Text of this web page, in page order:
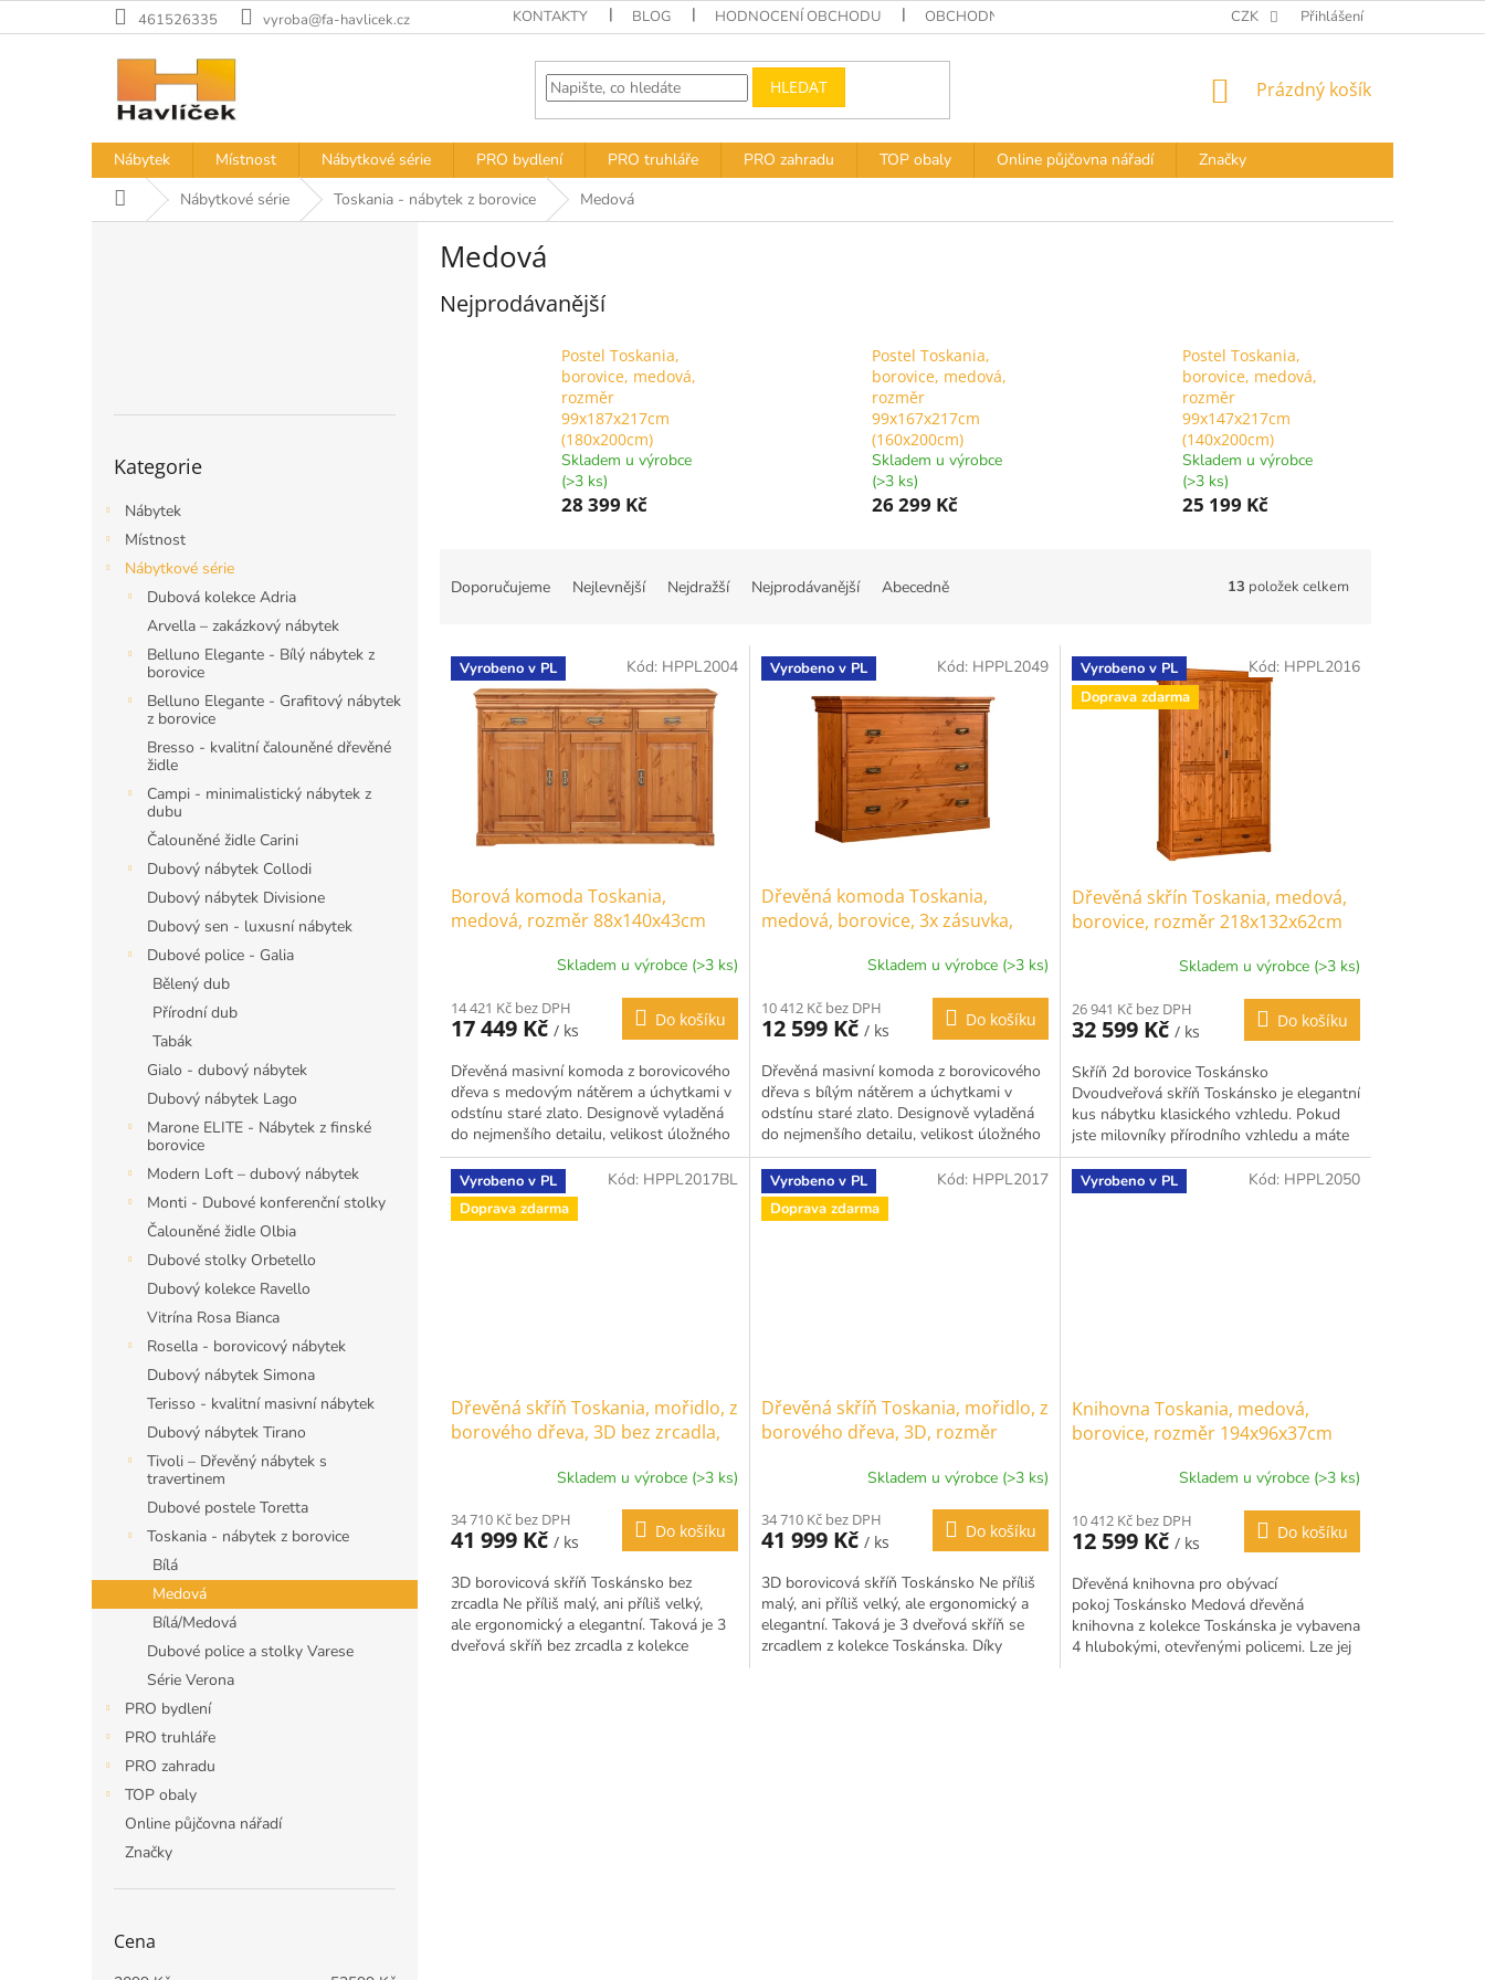
na
461526335 vyroba@fa-havlicek.cz KONTAKTY BLOG HODNOCENÍ OBCHODU OBCHODNÍ PODMÍNKY DOPRAVA A PLATBA PODMÍNKY OCHRANY
CZK Přihlášení
HLEDAT
NÁKUPNÍ
Prázdný košík
Nábytek Místnost Nábytkové série PRO bydlení PRO truhláře PRO zahradu TOP obaly Online půjčovna nářadí
Značky
Domů Nábytkové série Toskania - nábytek z borovice Medová
kategorie
Kategorie
Nábytek
Místnost
Nábytkové série
Dubová kolekce Adria
Arvella – zakázkový nábytek
Belluno Elegante - Bílý nábytek z
borovice
Belluno Elegante - Grafitový nábytek
z borovice
Bresso - kvalitní čalouněné dřevěné
židle
Campi - minimalistický nábytek z
dubu
Čalouněné židle Carini
Dubový nábytek Collodi
Dubový nábytek Divisione
Dubový sen - luxusní nábytek
Dubové police - Galia
Bělený dub
Přírodní dub
Tabák
Gialo - dubový nábytek
Dubový nábytek Lago
Marone ELITE - Nábytek z finské
borovice
Modern Loft – dubový nábytek
Monti - Dubové konferenční stolky
Čalouněné židle Olbia
Dubové stolky Orbetello
Dubový kolekce Ravello
Vitrína Rosa Bianca
Rosella - borovicový nábytek
Dubový nábytek Simona
Terisso - kvalitní masivní nábytek
Dubový nábytek Tirano
Tivoli – Dřevěný nábytek s
travertinem
Dubové postele Toretta
Toskania - nábytek z borovice
Bílá
Medová
Bílá/Medová
Dubové police a stolky Varese
Série Verona
PRO bydlení
PRO truhláře
PRO zahradu
TOP obaly
Online půjčovna nářadí
Značky
Cena
Medová
Nejprodávanější
Postel Toskania,
borovice, medová,
rozměr
99x187x217cm
(180x200cm)
Skladem u výrobce
(>3 ks)
28 399 Kč
Postel Toskania,
borovice, medová,
rozměr
99x167x217cm
(160x200cm)
Skladem u výrobce
(>3 ks)
26 299 Kč
Postel Toskania,
borovice, medová,
rozměr
99x147x217cm
(140x200cm)
Skladem u výrobce
(>3 ks)
25 199 Kč
n
Doporučujeme Nejlevnější Nejdražší Nejprodávanější Abecedně 13 položek celkem
V Vyrobeno v PL
Borová komoda Toskania,
medová, rozměr 88x140x43cm
Skladem u výrobce (>3 ks)
14 421 Kč bez DPH
17 449 Kč / ks
Do košíku
Dřevěná masivní komoda z borovicového
dřeva s medovým nátěrem a úchytkami v
odstínu staré zlato. Designově vyladěná
do nejmenšího detailu, velikost úložného
prostoru nadchne i...
Kód: HPPL2004 Vyrobeno v PL
Dřevěná komoda Toskania,
medová, borovice, 3x zásuvka,
Skladem u výrobce (>3 ks)
10 412 Kč bez DPH
12 599 Kč / ks
Do košíku
Dřevěná masivní komoda z borovicového
dřeva s bílým nátěrem a úchytkami v
odstínu staré zlato. Designově vyladěná
do nejmenšího detailu, velikost úložného
prostoru ve třech...
Kód: HPPL2049
Vyrobeno v PL
Doprava zdarma
Dřevěná skřín Toskania, medová,
borovice, rozměr 218x132x62cm
Skladem u výrobce (>3 ks)
26 941 Kč bez DPH
32 599 Kč / ks
Do košíku
Skříň 2d borovice Toskánsko
Dvoudveřová skříň Toskánsko je elegantní
kus nábytku klasického vzhledu. Pokud
jste milovníky přírodního vzhledu a máte
rádi nadčasový nábytek,...
Kód: HPPL2016
Vyrobeno v PL
Doprava zdarma
Dřevěná skříň Toskania, mořidlo, z
borového dřeva, 3D bez zrcadla,
Skladem u výrobce (>3 ks)
34 710 Kč bez DPH
41 999 Kč / ks
Do košíku
3D borovicová skříň Toskánsko bez
zrcadla Ne příliš malý, ani příliš velký,
ale ergonomický a elegantní. Taková je 3
dveřová skříň bez zrcadla z kolekce
Kód: HPPL2017BL
Vyrobeno v PL
Doprava zdarma
Dřevěná skříň Toskania, mořidlo, z
borového dřeva, 3D, rozměr
Skladem u výrobce (>3 ks)
34 710 Kč bez DPH
41 999 Kč / ks
Do košíku
3D borovicová skříň Toskánsko Ne příliš
malý, ani příliš velký, ale ergonomický a
elegantní. Taková je 3 dveřová skříň se
zrcadlem z kolekce Toskánska. Díky
Kód: HPPL2017 Vyrobeno v PL
Knihovna Toskania, medová,
borovice, rozměr 194x96x37cm
Skladem u výrobce (>3 ks)
10 412 Kč bez DPH
12 599 Kč / ks
Do košíku
Dřevěná knihovna pro obývací
pokoj Toskánsko Medová dřevěná
knihovna z kolekce Toskánska je vybavena
4 hlubokými, otevřenými policemi. Lze jej
Kód: HPPL2050